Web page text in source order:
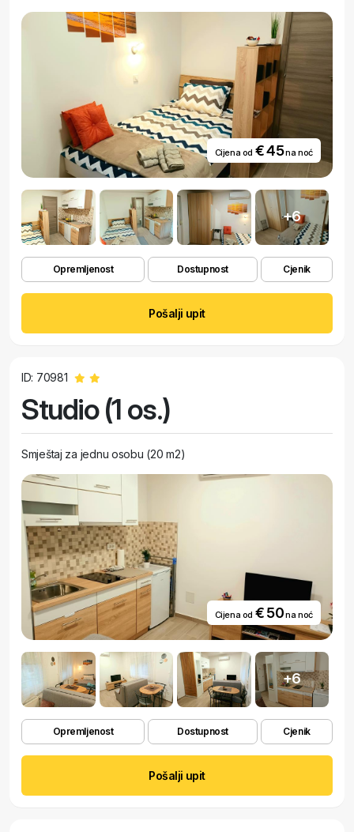
Cijena od € 45na noć
+6
Opremljenost Dostupnost Cjenik
Pošalji upit
ID: 70981
Studio (1 os.)
Smještaj za jednu osobu (20 m2)
Cijena od € 50na noć
+6
Opremljenost Dostupnost Cjenik
Pošalji upit